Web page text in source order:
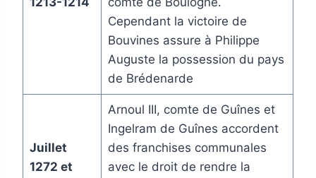
Cependant la victoire de
Bouvines assure à Philippe
Auguste la possession du pays
de Brédenarde
Juillet
1272 et
Arnoul III, comte de Guînes et
Ingelram de Guînes accordent
des franchises communales
avec le droit de rendre la